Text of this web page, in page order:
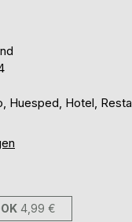
Huesped, Hotel,
4,99 €